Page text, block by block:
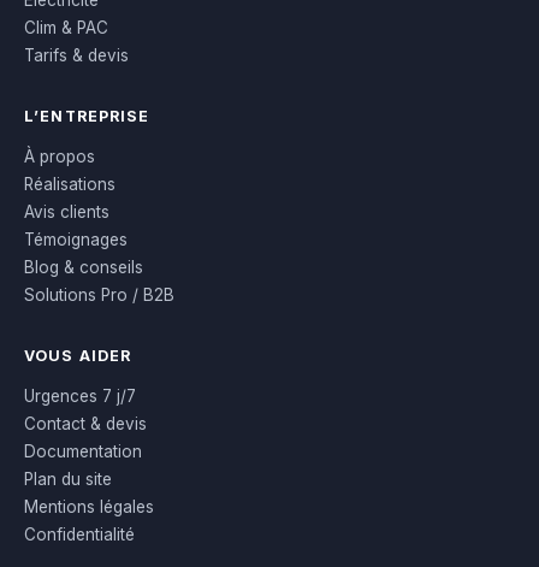
Clim & PAC
Tarifs & devis
L’ENTREPRISE
À propos
Réalisations
Avis clients
Témoignages
Blog & conseils
Solutions Pro / B2B
VOUS AIDER
Urgences 7 j/7
Contact & devis
Documentation
Plan du site
Mentions légales
Confidentialité